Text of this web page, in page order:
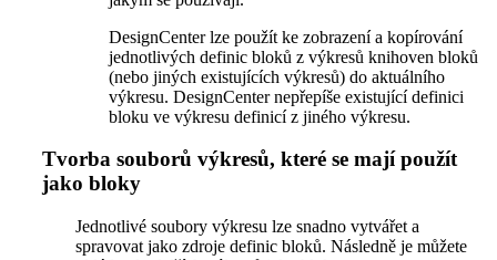
DesignCenter lze použít ke zobrazení a kopírování
jednotlivých definic bloků z výkresů knihoven bloků
(nebo jiných existujících výkresů) do aktuálního
výkresu. DesignCenter nepřepíše existující definici
bloku ve výkresu definicí z jiného výkresu.
Tvorba souborů výkresů, které se mají použít
jako bloky
Jednotlivé soubory výkresu lze snadno vytvářet a
spravovat jako zdroje definic bloků. Následně je můžete